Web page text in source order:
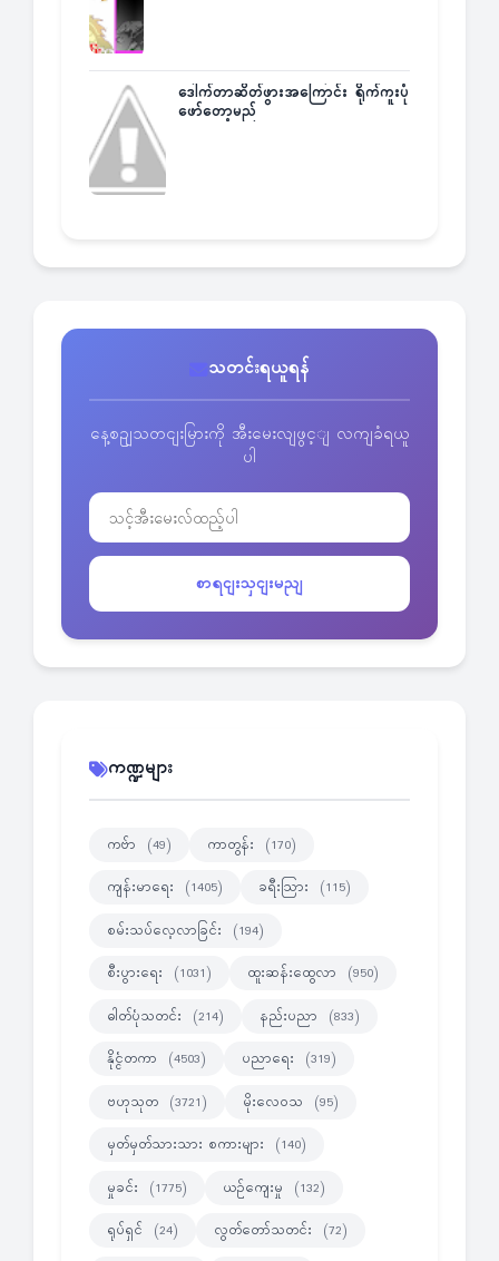
ဒေါက်တာဆိတ်ဖွားအကြောင်း ရိုက်ကူးပုံ
ဖော်တော့မည်
သတင်းရယူရန်
နေ့စဥျသတငျးမြားကို အီးမေးလျဖွင့ျ လကျခံရယူ
ပါ
စာရငျးသှငျးမညျ
ကဏ္ဍများ
ကဗ်ာ (49) ကာတွန်း (170)
ကျန်းမာရေး (1405) ခရီးသြား (115)
စမ်းသပ်လေ့လာခြင်း (194)
စီးပွားရေး (1031) ထူးဆန်းထွေလာ (950)
ဓါတ်ပုံသတင်း (214) နည်းပညာ (833)
နိုင္ငံတကာ (4503) ပညာရေး (319)
ဗဟုသုတ (3721) မိုးလေဝသ (95)
မှတ်မှတ်သားသား စကားများ (140)
မှုခင်း (1775) ယဉ်ကျေးမှု (132)
ရုပ်ရှင် (24) လွတ်တော်သတင်း (72)